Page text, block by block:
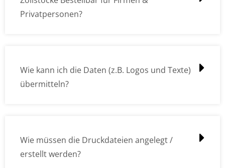
Privatpersonen?
Wie kann ich die Daten (z.B. Logos und Texte)
übermitteln?
Wie müssen die Druckdateien angelegt /
erstellt werden?